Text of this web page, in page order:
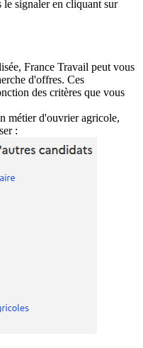
signaler en cliquant sur
France Travail peut vous
d'offres. Ces
des critères que vous
métier d'ouvrier agricole,
: